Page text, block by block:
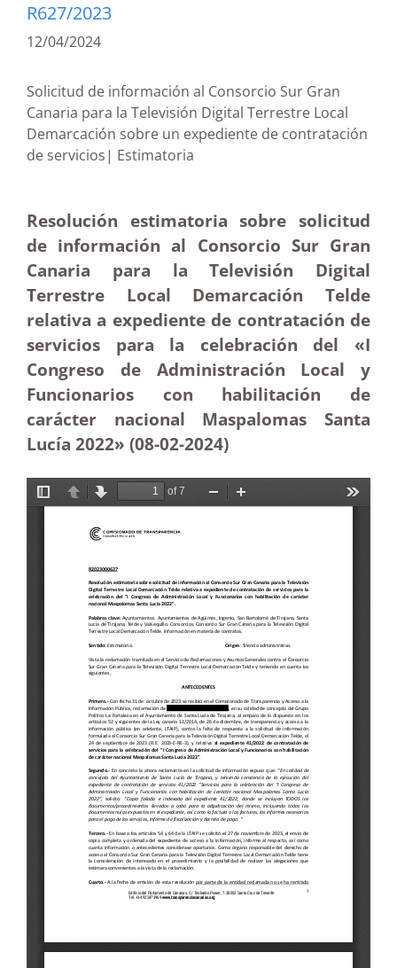
R627/2023
12/04/2024
Solicitud de información al Consorcio Sur Gran
Canaria para la Televisión Digital Terrestre Local
Demarcación sobre un expediente de contratación
de servicios| Estimatoria
Resolución estimatoria sobre solicitud
de información al Consorcio Sur Gran
Canaria para la Televisión Digital
Terrestre Local Demarcación Telde
relativa a expediente de contratación de
servicios para la celebración del «I
Congreso de Administración Local y
Funcionarios con habilitación de
carácter nacional Maspalomas Santa
Lucía 2022» (08-02-2024)